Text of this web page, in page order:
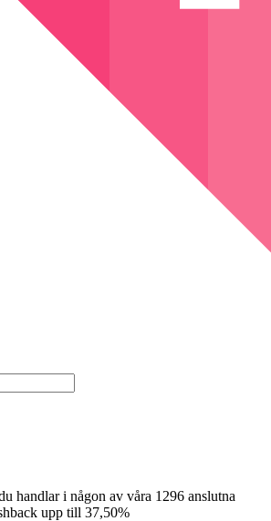
handlar i någon av våra 1296 anslutna
upp till 37,50%